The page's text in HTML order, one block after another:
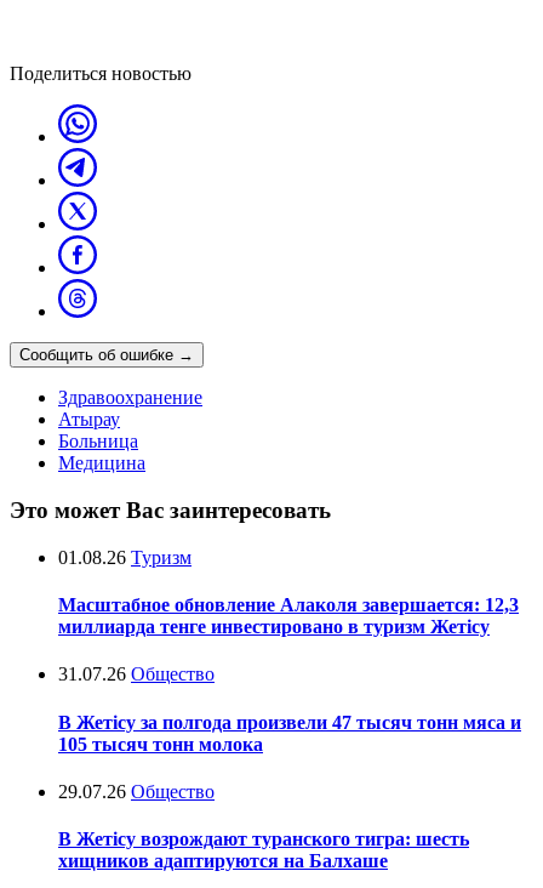
Поделиться новостью
Сообщить об ошибке →
Здравоохранение
Атырау
Больница
Медицина
Это может Вас заинтересовать
01.08.26 Туризм
Масштабное обновление Алаколя завершается: 12,3
миллиарда тенге инвестировано в туризм Жетісу
31.07.26 Общество
В Жетісу за полгода произвели 47 тысяч тонн мяса и
105 тысяч тонн молока
29.07.26 Общество
В Жетісу возрождают туранского тигра: шесть
хищников адаптируются на Балхаше